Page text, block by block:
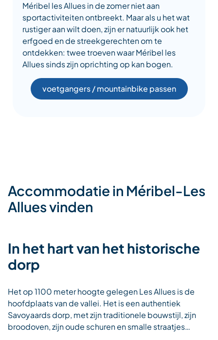
Méribel les Allues in de zomer niet aan
sportactiviteiten ontbreekt. Maar als u het wat
rustiger aan wilt doen, zijn er natuurlijk ook het
erfgoed en de streekgerechten om te
ontdekken: twee troeven waar Méribel les
Allues sinds zijn oprichting op kan bogen.
voetgangers / mountainbike passen
Accommodatie in Méribel-Les
Allues vinden
In het hart van het historische
dorp
Het op 1100 meter hoogte gelegen Les Allues is de
hoofdplaats van de vallei. Het is een authentiek
Savoyaards dorp, met zijn traditionele bouwstijl, zijn
broodoven, zijn oude schuren en smalle straatjes…